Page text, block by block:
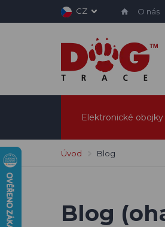
CZ O nás
Elektronické
Úvod Blog
Blog